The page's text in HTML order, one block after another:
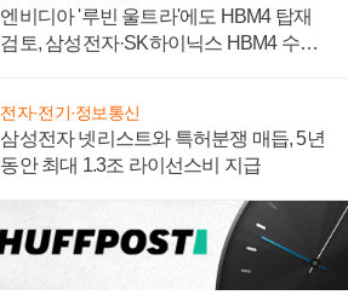
엔비디아 '루빈 울트라'에도 HBM4 탑재
검토, 삼성전자·SK하이닉스 HBM4 수율
전자·전기·정보통신
삼성전자 넷리스트와 특허분쟁 매듭, 5년
동안 최대 1.3조 라이선스비 지급